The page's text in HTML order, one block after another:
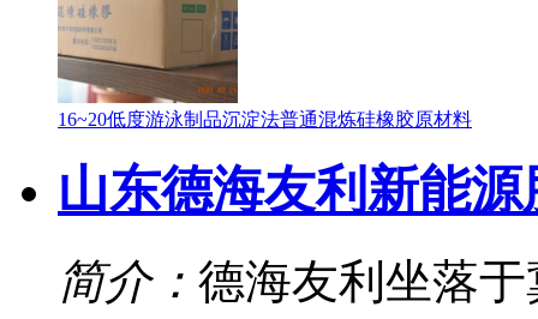
16~20低度游泳制品沉淀法普通混炼硅橡胶原材料
山东德海友利新能
简介： 德海友利坐落